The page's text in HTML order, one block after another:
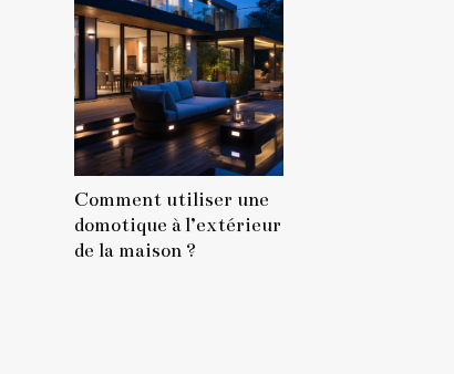
Comment utiliser une
domotique à l’extérieur
de la maison ?